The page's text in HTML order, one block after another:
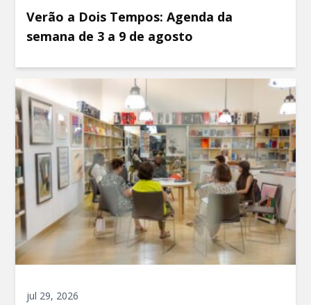
Verão a Dois Tempos: Agenda da
semana de 3 a 9 de agosto
jul 29, 2026